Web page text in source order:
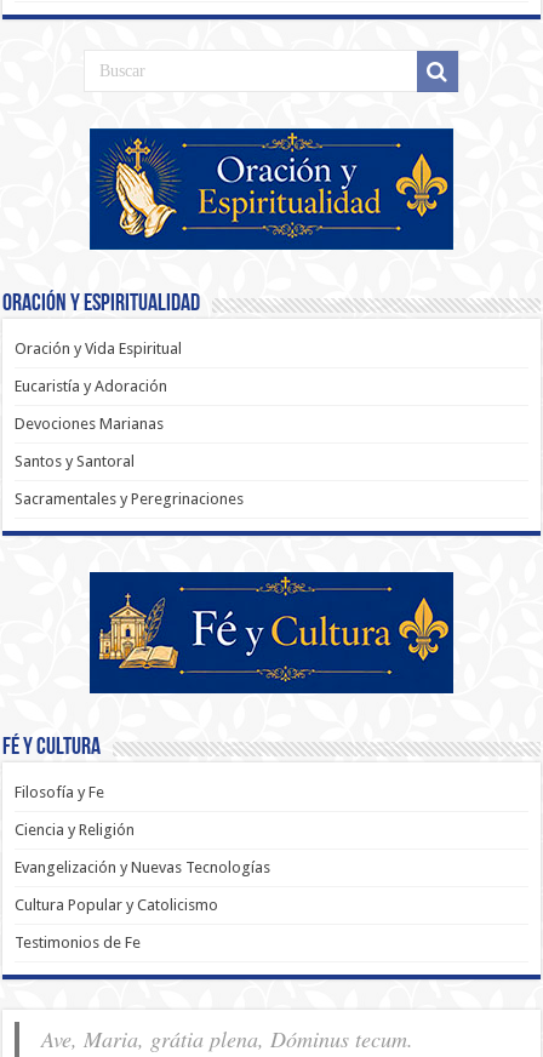
Oración y Espiritualidad
Oración y Vida Espiritual
Eucaristía y Adoración
Devociones Marianas
Santos y Santoral
Sacramentales y Peregrinaciones
Fé y Cultura
Filosofía y Fe
Ciencia y Religión
Evangelización y Nuevas Tecnologías
Cultura Popular y Catolicismo
Testimonios de Fe
Ave, Maria, grátia plena, Dóminus tecum.